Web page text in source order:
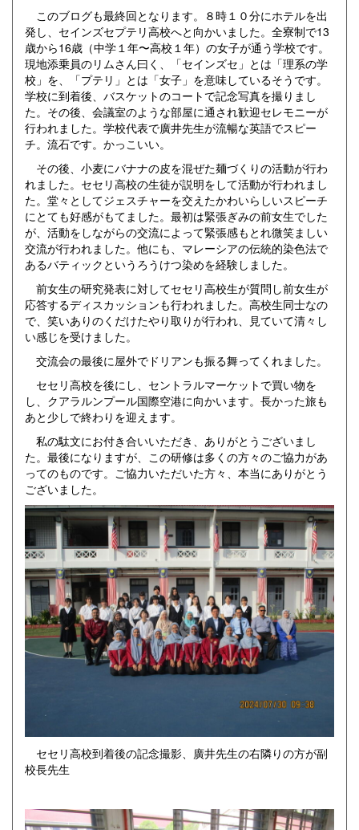
このブログも最終回となります。８時１０分にホテルを出
発し、セインズセプテリ高校へと向かいました。全寮制で13
歳から16歳（中学１年〜高校１年）の女子が通う学校です。
現地添乗員のリムさん曰く、「セインズセ」とは「理系の学
校」を、「プテリ」とは「女子」を意味しているそうです。
学校に到着後、バスケットのコートで記念写真を撮りまし
た。その後、会議室のような部屋に通され歓迎セレモニーが
行われました。学校代表で廣井先生が流暢な英語でスピー
チ。流石です。かっこいい。
その後、小麦にバナナの皮を混ぜた麺づくりの活動が行わ
れました。セセリ高校の生徒が説明をして活動が行われまし
た。堂々としてジェスチャーを交えたかわいらしいスピーチ
にとても好感がもてました。最初は緊張ぎみの前女生でした
が、活動をしながらの交流によって緊張感もとれ微笑ましい
交流が行われました。他にも、マレーシアの伝統的染色法で
あるバティックというろうけつ染めを経験しました。
前女生の研究発表に対してセセリ高校生が質問し前女生が
応答するディスカッションも行われました。高校生同士なの
で、笑いありのくだけたやり取りが行われ、見ていて清々し
い感じを受けました。
交流会の最後に屋外でドリアンも振る舞ってくれました。
セセリ高校を後にし、セントラルマーケットで買い物を
し、クアラルンプール国際空港に向かいます。長かった旅も
あと少しで終わりを迎えます。
私の駄文にお付き合いいただき、ありがとうございまし
た。最後になりますが、この研修は多くの方々のご協力があ
ってのものです。ご協力いただいた方々、本当にありがとう
ございました。
セセリ高校到着後の記念撮影、廣井先生の右隣りの方が副
校長先生